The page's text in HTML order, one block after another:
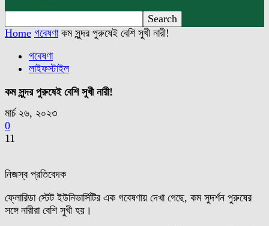
Home গবেষণা কম সুন্দর পুরুষেই বেশি সুখী নারী!
গবেষণা
লাইফস্টাইল
কম সুন্দর পুরুষেই বেশি সুখী নারী!
মার্চ ২৬, ২০২৩
0
11
নিজস্ব প্রতিবেদক
ফ্লোরিডা স্টেট ইউনিভার্সিটির এক গবেষণায় দেখা গেছে, কম সুদর্শন পুরুষের
সঙ্গে নারীরা বেশি সুখী হয়।